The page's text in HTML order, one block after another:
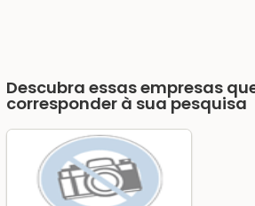
Descubra essas empresas
corresponder à sua pesquisa